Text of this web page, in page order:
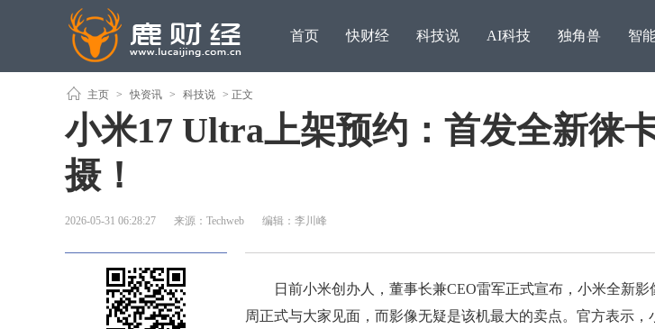
首页 快财经 科技说 AI科技 独角兽 智
主页 > 快资讯 > 科技说 > 正文
小米17 Ultra上架预约：首发全新徕
摄！
2026-05-31 06:28:27 来源：Techweb 编辑：李川峰
日前小米创办人，董事长兼CEO雷军正式宣布，小米全新
周正式与大家见面，而影像无疑是该机最大的卖点。官方表示